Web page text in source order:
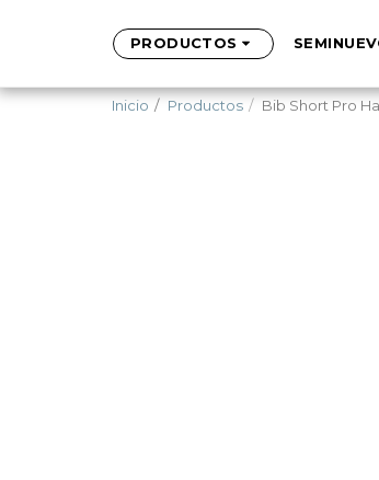
PRODUCTOS
Inicio Productos Bib Short Pro